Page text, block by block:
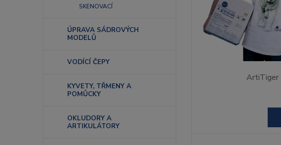
SKENOVACÍ
ÚPRAVA SÁDROVÝCH
MODELŮ
VODÍCÍ ČEPY
KYVETY, TŘMENY A
POMŮCKY
OKLUDORY A
ARTIKULÁTORY
ArtiTiger